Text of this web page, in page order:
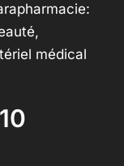
médical